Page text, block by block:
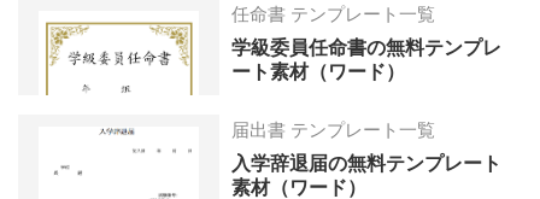
任命書 テンプレート一覧
学級委員任命書の無料テンプレ
ート素材（ワード）
届出書 テンプレート一覧
入学辞退届の無料テンプレート
素材（ワード）